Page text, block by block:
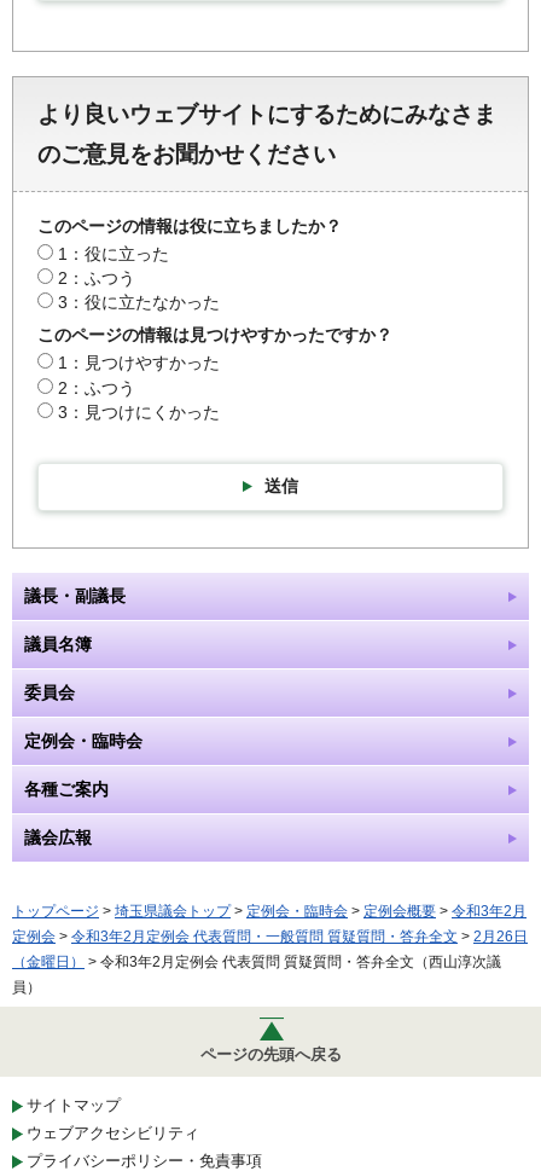
より良いウェブサイトにするためにみなさま
のご意見をお聞かせください
このページの情報は役に立ちましたか？
1：役に立った
2：ふつう
3：役に立たなかった
このページの情報は見つけやすかったですか？
1：見つけやすかった
2：ふつう
3：見つけにくかった
送信
議長・副議長
議員名簿
委員会
定例会・臨時会
各種ご案内
議会広報
トップページ > 埼玉県議会トップ> 定例会・臨時会 > 定例会概要 > 令和3年2月
定例会 > 令和3年2月定例会 代表質問・一般質問 質疑質問・答弁全文 > 2月26日
（金曜日）
> 令和3年2月定例会 代表質問 質疑質問・答弁全文（西山淳次議
員）
ページの先頭へ戻る
サイトマップ
ウェブアクセシビリティ
プライバシーポリシー・免責事項